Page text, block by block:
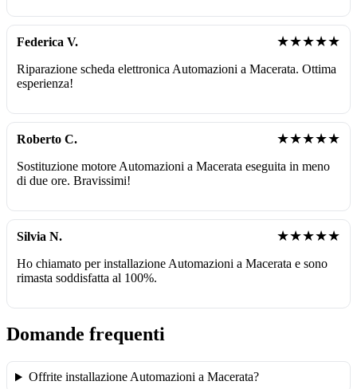
Federica V. ★★★★★
Riparazione scheda elettronica Automazioni a Macerata. Ottima
esperienza!
Roberto C. ★★★★★
Sostituzione motore Automazioni a Macerata eseguita in meno
di due ore. Bravissimi!
Silvia N. ★★★★★
Ho chiamato per installazione Automazioni a Macerata e sono
rimasta soddisfatta al 100%.
Domande frequenti
Offrite installazione Automazioni a Macerata?